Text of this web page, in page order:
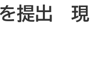
を提出 現